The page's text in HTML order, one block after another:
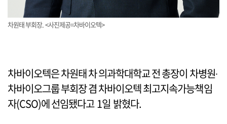
차원태 부회장. <사진제공=차바이오텍>
차바이오텍은 차원태 차 의과학대학교 전 총장이 차병원∙
차바이오그룹 부회장 겸 차바이오텍 최고지속가능책임
자(CSO)에 선임됐다고 1일 밝혔다.